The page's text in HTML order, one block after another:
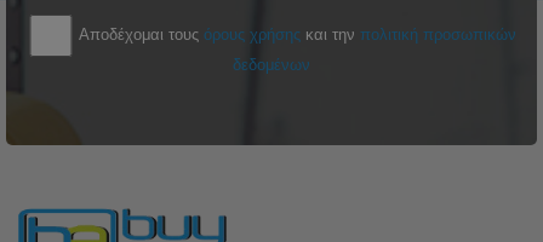
Αποδέχομαι τους όρους χρήσης και την πολιτική προσωπικών
δεδομένων